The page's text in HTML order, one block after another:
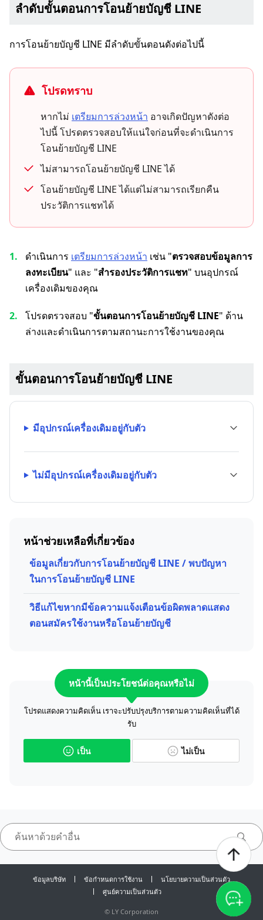
ลำดับขั้นตอนการโอนย้ายบัญชี LINE
การโอนย้ายบัญชี LINE มีลำดับขั้นตอนดังต่อไปนี้
โปรดทราบ
หากไม่ เตรียมการล่วงหน้า อาจเกิดปัญหาดังต่อ
ไปนี้ โปรดตรวจสอบให้แน่ใจก่อนที่จะดำเนินการ
โอนย้ายบัญชี LINE
ไม่สามารถโอนย้ายบัญชี LINE ได้
โอนย้ายบัญชี LINE ได้แต่ไม่สามารถเรียกคืน
ประวัติการแชทได้
ดำเนินการ เตรียมการล่วงหน้า เช่น "ตรวจสอบข้อมูลการ
ลงทะเบียน" และ "สำรองประวัติการแชท" บนอุปกรณ์
เครื่องเดิมของคุณ
โปรดตรวจสอบ "ขั้นตอนการโอนย้ายบัญชี LINE" ด้าน
ล่างและดำเนินการตามสถานะการใช้งานของคุณ
ขั้นตอนการโอนย้ายบัญชี LINE
มีอุปกรณ์เครื่องเดิมอยู่กับตัว
ไม่มีอุปกรณ์เครื่องเดิมอยู่กับตัว
หน้าช่วยเหลือที่เกี่ยวข้อง
ข้อมูลเกี่ยวกับการโอนย้ายบัญชี LINE / พบปัญหา
ในการโอนย้ายบัญชี LINE
วิธีแก้ไขหากมีข้อความแจ้งเตือนข้อผิดพลาดแสดง
ตอนสมัครใช้งานหรือโอนย้ายบัญชี
หน้านี้เป็นประโยชน์ต่อคุณหรือไม่
โปรดแสดงความคิดเห็น เราจะปรับปรุงบริการตามความคิดเห็นที่ได้
รับ
เป็น ไม่เป็น
ข้อมูลบริษัท ข้อกำหนดการใช้งาน
นโยบายความเป็นส่วนตัว
ศูนย์ความเป็นส่วนตัว
© LY Corporation